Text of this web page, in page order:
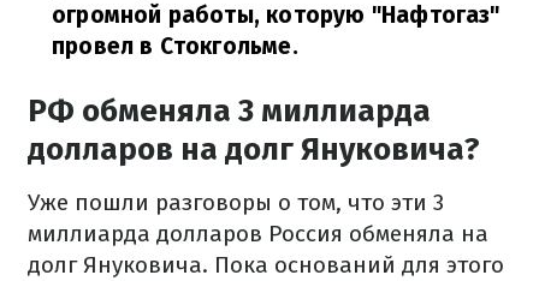
огромной работы, которую "Нафтогаз"
провел в Стокгольме.
РФ обменяла 3 миллиарда
долларов на долг Януковича?
Уже пошли разговоры о том, что эти 3
миллиарда долларов Россия обменяла на
долг Януковича. Пока оснований для этого